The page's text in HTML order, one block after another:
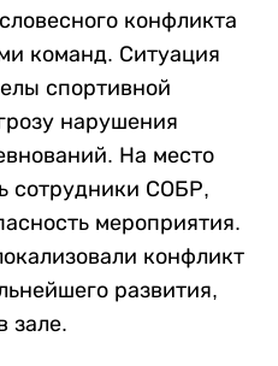
конфликта
команд. Ситуация
спортивной
нарушения
На место
сотрудники СОБР,
мероприятия.
конфликт
развития,
зале.